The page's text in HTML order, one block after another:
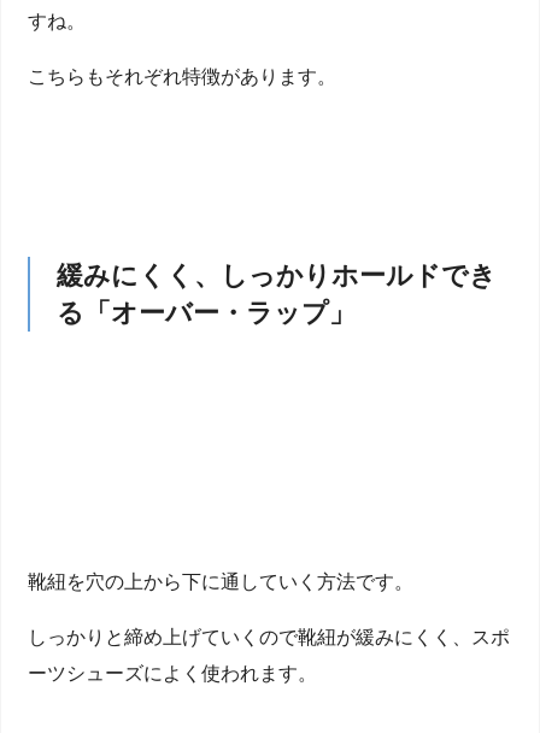
すね。
こちらもそれぞれ特徴があります。
緩みにくく、しっかりホールドでき
る「オーバー・ラップ」
靴紐を穴の上から下に通していく方法です。
しっかりと締め上げていくので靴紐が緩みにくく、スポ
ーツシューズによく使われます。